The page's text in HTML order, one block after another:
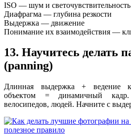
ISO — шум и светочувствительность
Диафрагма — глубина резкости
Выдержка — движение
Понимание их взаимодействия —
13. Научитесь делать
(panning)
Длинная выдержка + ведение
объектом = динамичный
велосипедов, людей. Начните с